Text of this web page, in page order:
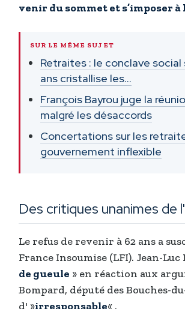
venir du sommet et s’imposer à
SUR LE MÊME SUJET
Retraites : le conclave social
ans cristallise les…
François Bayrou juge la
malgré les désaccords
Concertations sur les
gouvernement inflexible
Des critiques unanimes de
Le refus de revenir à 62 ans a
France Insoumise (LFI). Jean-
de gueule » en réaction aux
Bompard, député des Bouches-
d' »irresponsable« .